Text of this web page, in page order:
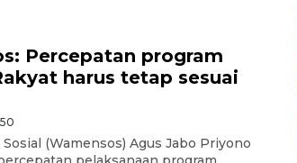
Percepatan program
harus tetap sesuai
(Wamensos) Agus Jabo Priyono
ruang pada anak di lembaga
pembinaan